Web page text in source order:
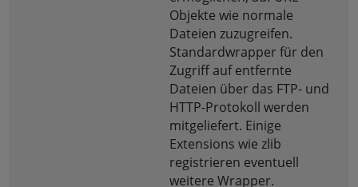
Objekte wie normale
Dateien zuzugreifen.
Standardwrapper für den
Zugriff auf entfernte
Dateien über das FTP- und
HTTP-Protokoll werden
mitgeliefert. Einige
Extensions wie zlib
registrieren eventuell
weitere Wrapper.